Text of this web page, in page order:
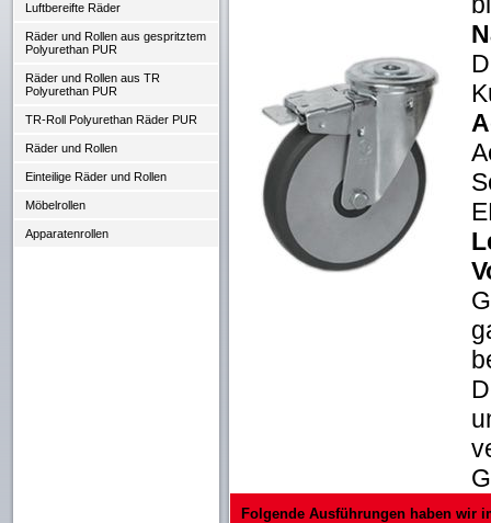
Luftbereifte Räder
Räder und Rollen aus gespritztem
Polyurethan PUR
Räder und Rollen aus TR
Polyurethan PUR
TR-Roll Polyurethan Räder PUR
Räder und Rollen
Einteilige Räder und Rollen
Möbelrollen
Apparatenrollen
Folgende Ausführungen haben wir